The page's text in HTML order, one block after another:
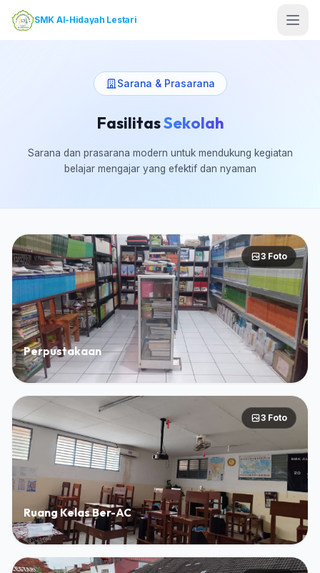
SMK Al-Hidayah Lestari
Sarana & Prasarana
FasilitasSekolah
Sarana dan prasarana modern untuk mendukung kegiatan
belajar mengajar yang efektif dan nyaman
3 Foto
Perpustakaan
3 Foto
Ruang Kelas Ber-AC